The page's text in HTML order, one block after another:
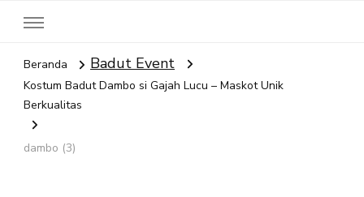
Beranda Badut Event
Kostum Badut Dambo si Gajah Lucu – Maskot Unik
Berkualitas
dambo (3)